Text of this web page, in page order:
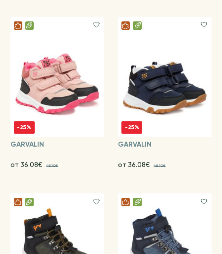
-25%
GARVALIN
от 36.08€ 48.10€
-25%
GARVALIN
от 36.08€ 48.10€